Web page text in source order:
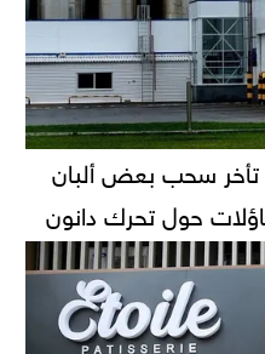
سحب بعض ألبان
حول تحرك دانون